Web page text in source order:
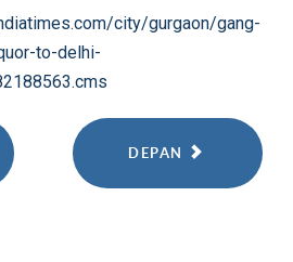
city/gurgaon/gang-
to-delhi-
DEPAN